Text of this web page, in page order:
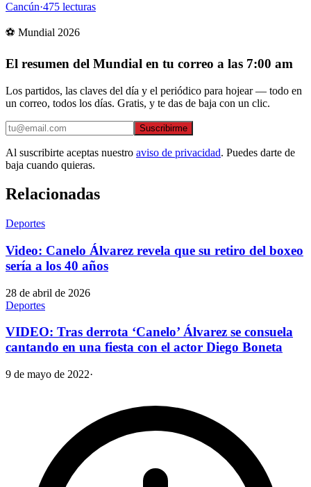
Cancún·475 lecturas
⚽ Mundial 2026
El resumen del Mundial en tu correo a las 7:00 am
Los partidos, las claves del día y el periódico para hojear — todo en
un correo, todos los días. Gratis, y te das de baja con un clic.
Suscribirme
Al suscribirte aceptas nuestro aviso de privacidad. Puedes darte de
baja cuando quieras.
Relacionadas
Deportes
Video: Canelo Álvarez revela que su retiro del boxeo
sería a los 40 años
28 de abril de 2026
Deportes
VIDEO: Tras derrota ‘Canelo’ Álvarez se consuela
cantando en una fiesta con el actor Diego Boneta
9 de mayo de 2022·